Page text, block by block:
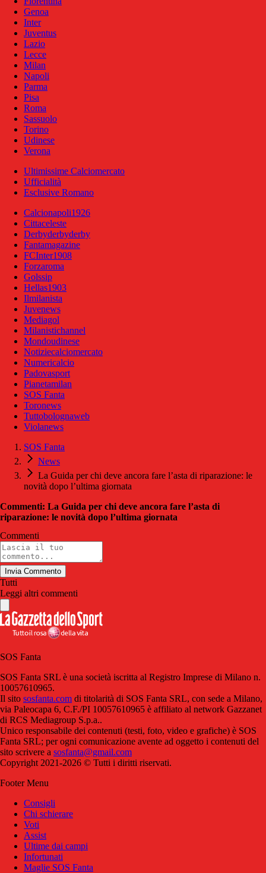
Genoa
Inter
Juventus
Lazio
Lecce
Milan
Napoli
Parma
Pisa
Roma
Sassuolo
Torino
Udinese
Verona
Ultimissime Calciomercato
Ufficialità
Esclusive Romano
Calcionapoli1926
Cittaceleste
Derbyderbyderby
Fantamagazine
FCInter1908
Forzaroma
Golssip
Hellas1903
Ilmilanista
Juvenews
Mediagol
Milanistichannel
Mondoudinese
Notiziecalciomercato
Numericalcio
Padovasport
Pianetamilan
SOS Fanta
Toronews
Tuttobolognaweb
Violanews
SOS Fanta
News
La Guida per chi deve ancora fare l’asta di riparazione: le
novità dopo l’ultima giornata
Commenti: La Guida per chi deve ancora fare l’asta di
riparazione: le novità dopo l’ultima giornata
Commenti
Invia Commento
Tutti
Leggi altri commenti
SOS Fanta
SOS Fanta SRL è una società iscritta al Registro Imprese di Milano n.
10057610965.
Il sito sosfanta.com di titolarità di SOS Fanta SRL, con sede a Milano,
via Paleocapa 6, C.F./PI 10057610965 è affiliato al network Gazzanet
di RCS Mediagroup S.p.a..
Unico responsabile dei contenuti (testi, foto, video e grafiche) è SOS
Fanta SRL; per ogni comunicazione avente ad oggetto i contenuti del
sito scrivere a sosfanta@gmail.com
Copyright 2021-2026 © Tutti i diritti riservati.
Footer Menu
Consigli
Chi schierare
Voti
Assist
Ultime dai campi
Infortunati
Maglie SOS Fanta